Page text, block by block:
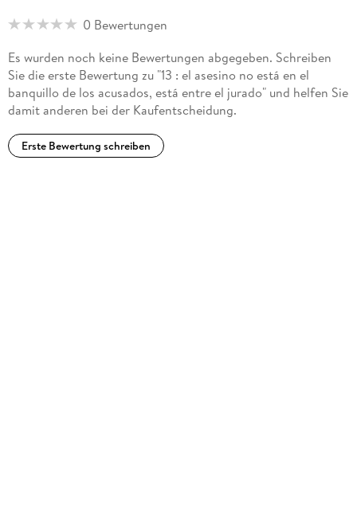
tanto con un libro de este género.' Galaxia Bidena'Os
investigaciones imposibles y los momentos de tensión.'
Fantasymundo 'Un thriller interesante, bien construido, con
personajes complejos con personalidad propia, giros en la
trama y final impredecible.' Salamandra negra'Steve
Cavanagh no deja un cabo suelto, nos deja con ganas de más,
y estamos deseosas de conocer un poco más a Eddie Flynn.'
0 Bewertungen
Es wurden noch keine Bewertungen abgegeben. Schreiben
Sie die erste Bewertung zu "13 : el asesino no está en el
banquillo de los acusados, está entre el jurado" und helfen Sie
damit anderen bei der Kaufentscheidung.
Erste Bewertung schreiben